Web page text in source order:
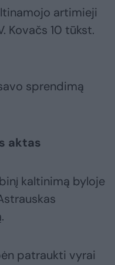
artimieji
Kovačs 10 tūkst.
sprendimą
aktas
kaltinimą byloje
patraukti vyrai